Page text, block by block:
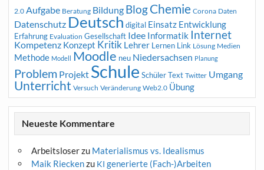
2.0 Aufgabe Beratung Bildung BlogChemie Corona Daten
Datenschutz Deutsch digital Einsatz Entwicklung
Erfahrung Evaluation Gesellschaft Idee Informatik Internet
Kompetenz Konzept Kritik Lehrer Lernen Link Lösung Medien
Methode Modell Moodle neu Niedersachsen Planung
Problem Projekt Schule Schüler Text Twitter Umgang
Unterricht Versuch Veränderung Web2.0 Übung
Neueste Kommentare
Arbeitsloserzu Materialismus vs. Idealismus
Maik Rieckenzu KI generierte (Fach-)Arbeiten